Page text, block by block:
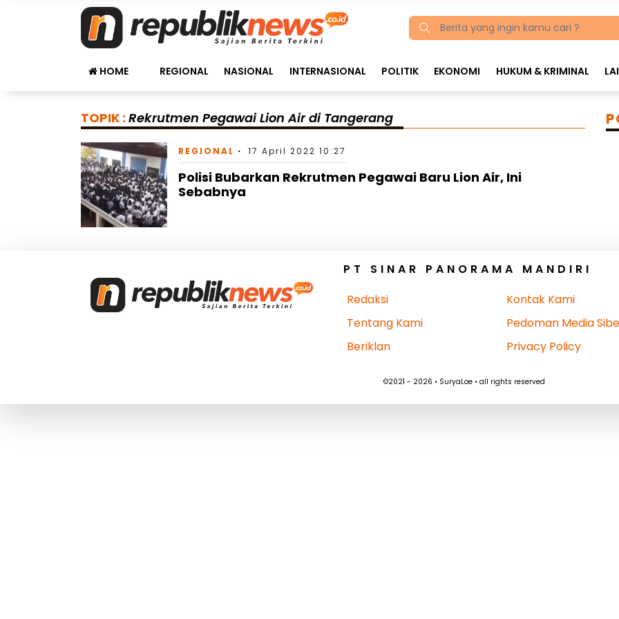
HOME REGIONAL NASIONAL INTERNASIONAL POLITIK EKONOMI HUKUM & KRIMINAL
TOPIK : Rekrutmen Pegawai Lion Air di Tangerang
REGIONAL 17 April 2022 10:27
Polisi Bubarkan Rekrutmen Pegawai Baru Lion Air, Ini
Sebabnya
PT SINAR PANORAMA MANDIRI
Redaksi
Tentang Kami
Beriklan
Kontak Kami
Pedoman Media
Privacy Policy
©2021 - 2026 • SuryaLoe • all rights reserved